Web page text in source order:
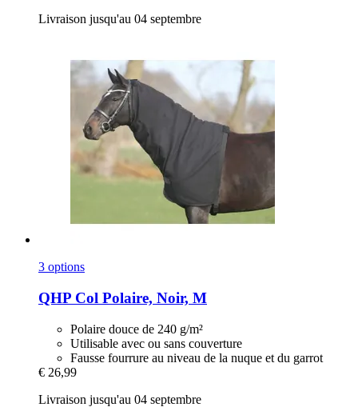
Livraison jusqu'au 04 septembre
3 options
QHP Col Polaire, Noir, M
Polaire douce de 240 g/m²
Utilisable avec ou sans couverture
Fausse fourrure au niveau de la nuque et du garrot
€ 26,99
Livraison jusqu'au 04 septembre